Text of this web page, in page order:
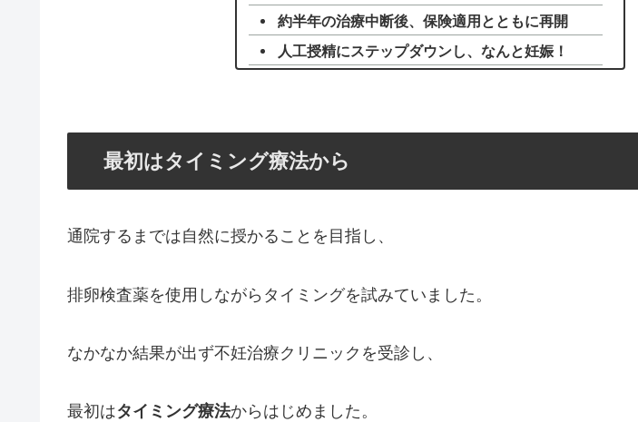
約半年の治療中断後、保険適用とともに再開
人工授精にステップダウンし、なんと妊娠！
最初はタイミング療法から
通院するまでは自然に授かることを目指し、
排卵検査薬を使用しながらタイミングを試みていました。
なかなか結果が出ず不妊治療クリニックを受診し、
最初はタイミング療法からはじめました。